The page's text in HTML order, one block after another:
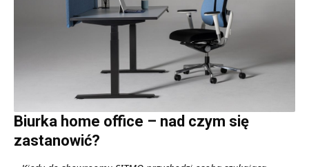
Biurka home office – nad czym się
zastanowić?